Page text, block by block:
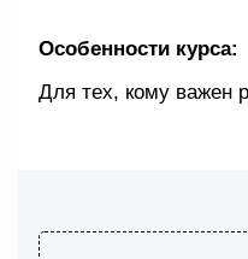
Особенности курса:
Для тех, кому важен